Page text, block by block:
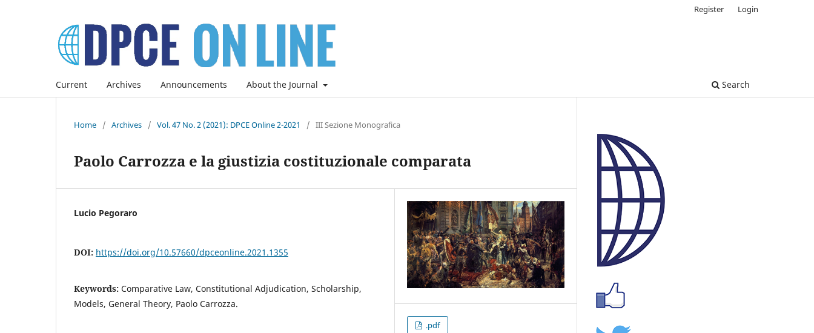
Current Archives Announcements About the Journal Search
Register Login
Home / Archives / Vol. 47 No. 2 (2021): DPCE Online 2-2021 / III Sezione Monografica
Paolo Carrozza e la giustizia costituzionale comparata
Lucio Pegoraro
DOI: https://doi.org/10.57660/dpceonline.2021.1355
Keywords: Comparative Law, Constitutional Adjudication, Scholarship,
Models, General Theory, Paolo Carrozza.
.pdf